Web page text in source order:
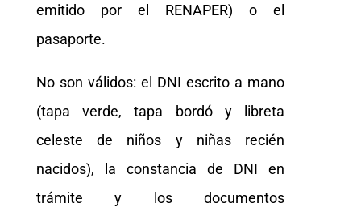
emitido por el RENAPER) o el
pasaporte.
No son válidos: el DNI escrito a mano
(tapa verde, tapa bordó y libreta
celeste de niños y niñas recién
nacidos), la constancia de DNI en
trámite y los documentos